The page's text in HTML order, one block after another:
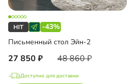
-43%
Письменный стол Эйн-2
27 850 48 860
Доступно для доставки